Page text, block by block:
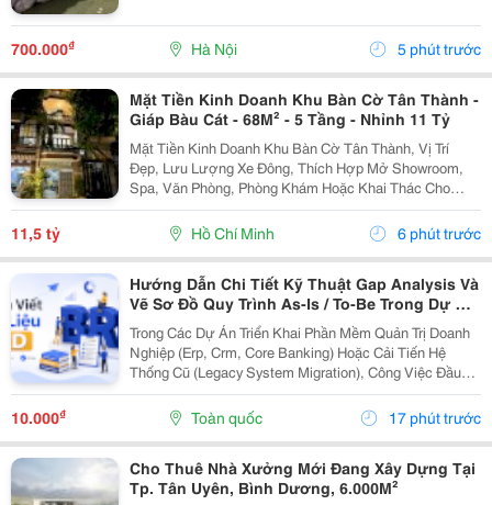
700.000₫ Hà Nội 5 phút trước
Mặt Tiền Kinh Doanh Khu Bàn Cờ Tân Thành -
Giáp Bàu Cát - 68M² - 5 Tầng - Nhỉnh 11 Tỷ
Mặt Tiền Kinh Doanh Khu Bàn Cờ Tân Thành, Vị Trí
Đẹp, Lưu Lượng Xe Đông, Thích Hợp Mở Showroom,
Spa, Văn Phòng, Phòng Khám Hoặc Khai Thác Cho
Thuê. Ưu Điểm Nổi Bật: Diện Tích: 68M&Sup2; Kết
Cấu: 4 Tầng + Sân Thượng 6 Phòng Ngủ Khép Kín...
11,5 tỷ Hồ Chí Minh 6 phút trước
Hướng Dẫn Chi Tiết Kỹ Thuật Gap Analysis Và
Vẽ Sơ Đồ Quy Trình As-Is / To-Be Trong Dự Án
Chuyển Đổi Số
Trong Các Dự Án Triển Khai Phần Mềm Quản Trị Doanh
Nghiệp (Erp, Crm, Core Banking) Hoặc Cải Tiến Hệ
Thống Cũ (Legacy System Migration), Công Việc Đầu
Tiên Và Quan Trọng Nhất Của It Ba Không Phải Là Nhảy
Vào Thiết Kế Ngay Tính Năng Mới. Thay Vào Đó,...
10.000₫ Toàn quốc 17 phút trước
Cho Thuê Nhà Xưởng Mới Đang Xây Dựng Tại
Tp. Tân Uyên, Bình Dương, 6.000M²